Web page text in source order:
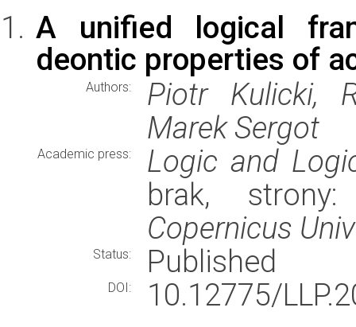
A unified logical
deontic properties of
Authors:
Piotr Kulicki,
Marek Sergot
Academic press:
Logic and
brak,
Copernicus
Status: Published
DOI:
10.12775/